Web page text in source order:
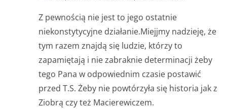
Z pewnością nie jest to jego ostatnie
niekonstytycyjne działanie.Miejjmy nadzieję, że
tym razem znajdą się ludzie, którzy to
zapamiętają i nie zabraknie determinacji żeby
tego Pana w odpowiednim czasie postawić
przed T.S. Żeby nie powtórzyła się historia jak z
Ziobrą czy też Macierewiczem.